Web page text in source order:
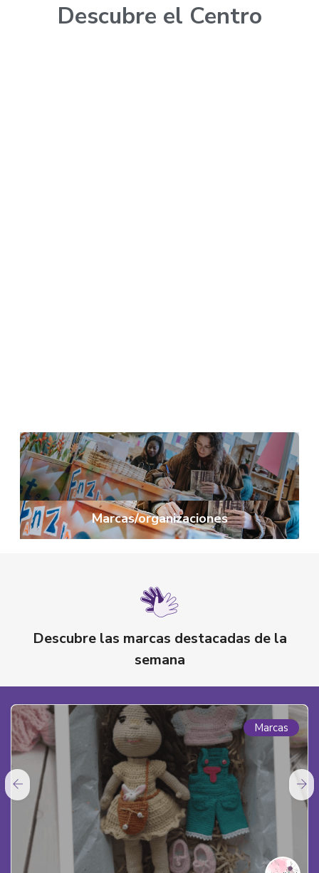
Descubre el Centro
Marcas/organizaciones
Descubre las marcas destacadas de la
semana
Marcas